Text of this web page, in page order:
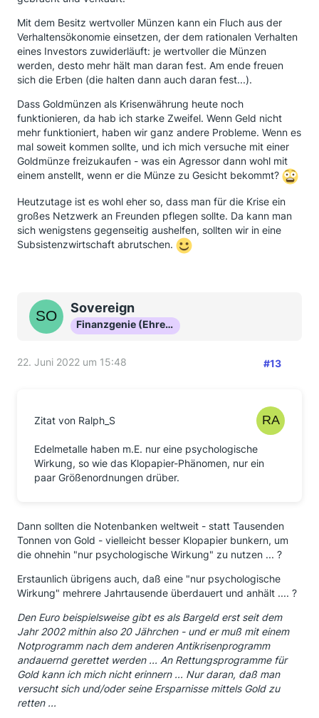
Mit dem Besitz wertvoller Münzen kann ein Fluch aus der
Verhaltensökonomie einsetzen, der dem rationalen Verhalten
eines Investors zuwiderläuft: je wertvoller die Münzen
werden, desto mehr hält man daran fest. Am ende freuen
sich die Erben (die halten dann auch daran fest...).
Dass Goldmünzen als Krisenwährung heute noch
funktionieren, da hab ich starke Zweifel. Wenn Geld nicht
mehr funktioniert, haben wir ganz andere Probleme. Wenn es
mal soweit kommen sollte, und ich mich versuche mit einer
Goldmünze freizukaufen - was ein Agressor dann wohl mit
einem anstellt, wenn er die Münze zu Gesicht bekommt?
Heutzutage ist es wohl eher so, dass man für die Krise ein
großes Netzwerk an Freunden pflegen sollte. Da kann man
sich wenigstens gegenseitig aushelfen, sollten wir in eine
Subsistenzwirtschaft abrutschen.
Sovereign
Finanzgenie (Ehrenmitglied)
22. Juni 2022 um 15:48 #13
Zitat von Ralph_S
Edelmetalle haben m.E. nur eine psychologische
Wirkung, so wie das Klopapier-Phänomen, nur ein
paar Größenordnungen drüber.
Dann sollten die Notenbanken weltweit - statt Tausenden
Tonnen von Gold - vielleicht besser Klopapier bunkern, um
die ohnehin "nur psychologische Wirkung" zu nutzen ... ?
Erstaunlich übrigens auch, daß eine "nur psychologische
Wirkung" mehrere Jahrtausende überdauert und anhält .... ?
Den Euro beispielsweise gibt es als Bargeld erst seit dem
Jahr 2002 mithin also 20 Jährchen - und er muß mit einem
Notprogramm nach dem anderen Antikrisenprogramm
andauernd gerettet werden ... An Rettungsprogramme für
Gold kann ich mich nicht erinnern ... Nur daran, daß man
versucht sich und/oder seine Ersparnisse mittels Gold zu
retten ...